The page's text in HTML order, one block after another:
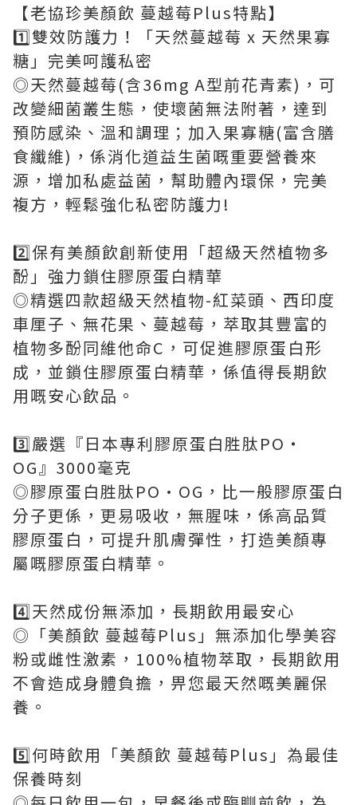
【老協珍美顏飲 蔓越莓Plus特點】
1️⃣雙效防護力！「天然蔓越莓 x 天然果寡
糖」完美呵護私密
◎天然蔓越莓(含36mg A型前花青素)，可
改變細菌叢生態，使壞菌無法附著，達到
預防感染、溫和調理；加入果寡糖(富含膳
食纖維)，係消化道益生菌嘅重要營養來
源，增加私處益菌，幫助體內環保，完美
複方，輕鬆強化私密防護力!
2️⃣保有美顏飲創新使用「超級天然植物多
酚」強力鎖住膠原蛋白精華
◎精選四款超級天然植物-紅菜頭、西印度
車厘子、無花果、蔓越莓，萃取其豐富的
植物多酚同維他命C，可促進膠原蛋白形
成，並鎖住膠原蛋白精華，係值得長期飲
用嘅安心飲品。
3️⃣嚴選『日本專利膠原蛋白胜肽PO‧
OG』3000毫克
◎膠原蛋白胜肽PO·OG，比一般膠原蛋白
分子更係，更易吸收，無腥味，係高品質
膠原蛋白，可提升肌膚彈性，打造美顏專
屬嘅膠原蛋白精華。
4️⃣天然成份無添加，長期飲用最安心
◎「美顏飲 蔓越莓Plus」無添加化學美容
粉或雌性激素，100%植物萃取，長期飲用
不會造成身體負擔，畀您最天然嘅美麗保
養。
5️⃣何時飲用「美顏飲 蔓越莓Plus」為最佳
保養時刻